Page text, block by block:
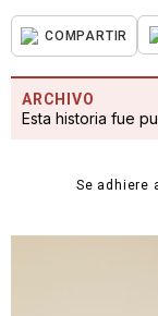
COMPARTIR
ARCHIVO
Esta historia fue
Se adhiere